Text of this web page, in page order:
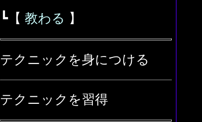
┗【 教わる 】
テクニックを身につける
テクニックを習得